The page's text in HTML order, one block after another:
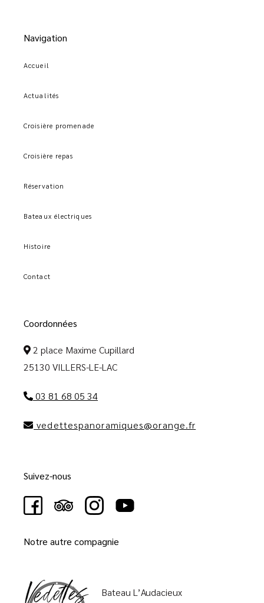
Navigation
Accueil
Actualités
Croisière promenade
Croisière repas
Réservation
Bateaux électriques
Histoire
Contact
Coordonnées
2 place Maxime Cupillard
25130 VILLERS-LE-LAC
03 81 68 05 34
vedettespanoramiques@orange.fr
Suivez-nous
Notre autre compagnie
Bateau L’Audacieux